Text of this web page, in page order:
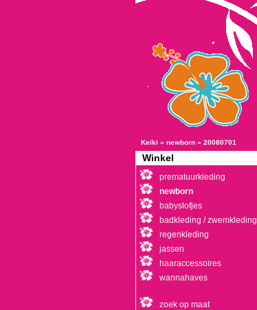
Keiki » newborn » 20080701
Winkel
prematuurkleding
newborn
babyslofjes
badkleding / zwemkleding
regenkleding
jassen
haaraccessoires
wannahaves
zoek op maat